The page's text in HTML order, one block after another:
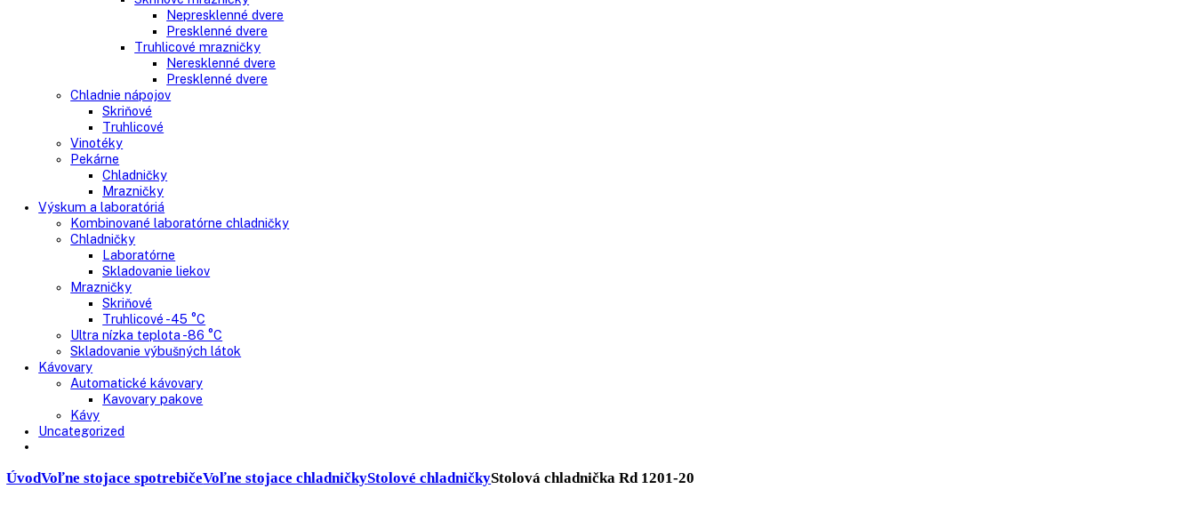
Gastro prevádzky
Kombinované chladničky
Chladničky
Nepresklenné dvere
Presklenné dvere
Mrazničky
Skriňové mrazničky
Truhlicové mrazničky
Chladnie nápojov
Skriňové
Truhlicové
Vinotéky
Pekárne
Chladničky
Mrazničky
Výskum a laboratóriá
Kombinované laboratórne chladničky
Chladničky
Laboratórne
Mrazničky
Truhlicové -45 °C
Ultra nízka teplota -86 °C